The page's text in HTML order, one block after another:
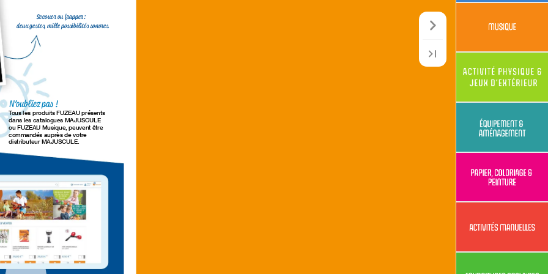
N’oublie pa !
Tous les produits FUZEAU présents
dans les catalogues MAJUSCULE
ou FUZEAU Musique, peuvent être
commandés auprès de votre
distributeur MAJUSCULE.
Secoue o frappe :
deu geste, mill possibilité onore.